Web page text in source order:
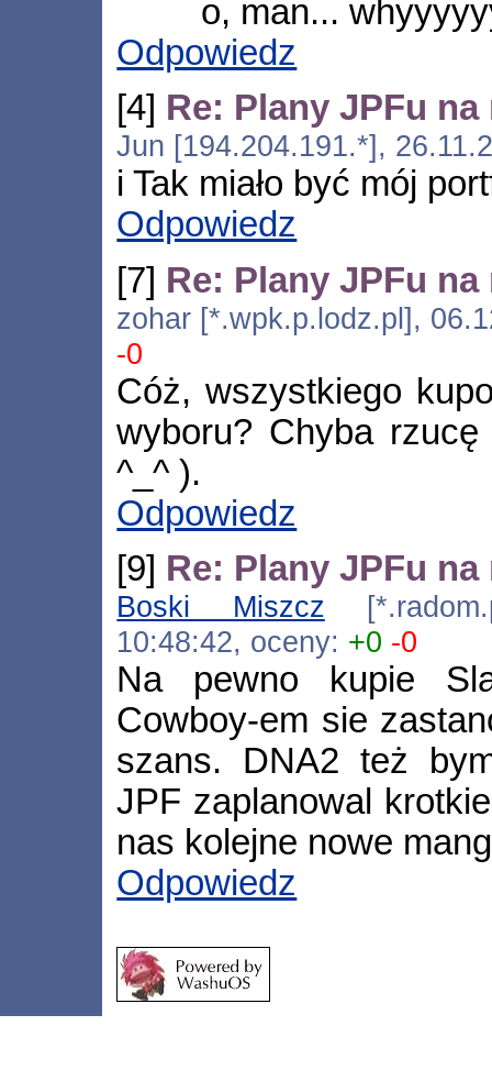
o, man...
Odpowiedz
[4] Re: Plany JPFu na
Jun [194.204.191.*],
i Tak miało być mój
Odpowiedz
[7] Re: Plany JPFu na
zohar [*.wpk.p.lodz.pl],
-0
Cóż, wszystkiego
wyboru? Chyba
^_^ ).
Odpowiedz
[9] Re: Plany JPFu na
Boski Miszcz
10:48:42, oceny: +0 -0
Na pewno kupie
Cowboy-em sie
szans. DNA2 też
JPF zaplanowal
nas kolejne nowe
Odpowiedz